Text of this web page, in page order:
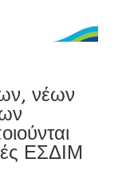
νέων
ΕΣΔΙΜ